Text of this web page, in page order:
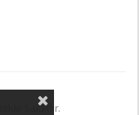
Saklıdır.